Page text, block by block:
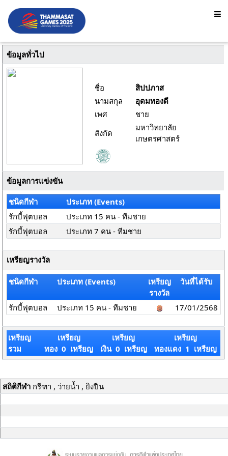
ข้อมูลทั่วไป
ชื่อ
สิปปภาส
นามสกุล
อุดมทองดี
เพศ
ชาย
สังกัด
มหาวิทยาลัย
เกษตรศาสตร์
ข้อมูลการแข่งขัน
ชนิดกีฬา
ประเภท (Events)
รักบี้ฟุตบอล
ประเภท 15 คน - ทีมชาย
รักบี้ฟุตบอล
ประเภท 7 คน - ทีมชาย
เหรียญรางวัล
ชนิดกีฬา ประเภท (Events)
เหรียญ
รางวัล
วันที่ได้รับ
รักบี้ฟุตบอล ประเภท 15 คน - ทีมชาย 17/01/2568
เหรียญ
รวม
เหรียญ
ทอง 0 เหรียญ
เหรียญ
เงิน 0 เหรียญ
เหรียญ
ทองแดง 1 เหรียญ
สถิติกีฬากรีฑา , ว่ายน้ำ , ยิงปืน